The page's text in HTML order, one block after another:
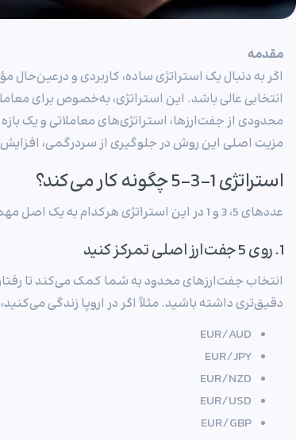
مقدمه
انتخابی عالی باشد. این استراتژی، به‌خصوص برای
محدودی از جفت‌ارزها، استراتژی‌های معاملاتی و یک
مزیت اصلی این روش در جلوگیری از سردرگمی،
استراتژی 1-3-5 چگونه کار می‌کند؟
عددهای 5، 3 و 1 در این استراتژی هرکدام به یک اصل مهم در برنامه‌ریزی معاملاتی اشاره دارند:
1. روی 5 جفت‌ارز اصلی تمرکز کنید
انتخاب جفت‌ارزهای محدود به شما کمک می‌کند تا
دقیق‌تری داشته باشید. مثلاً اگر در اروپا زندگی
EUR/AUD
EUR/JPY
EUR/NZD
EUR/USD
EUR/GBP